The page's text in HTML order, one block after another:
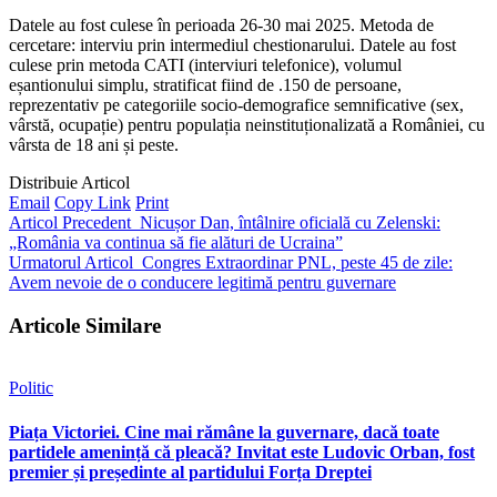
Datele au fost culese în perioada 26-30 mai 2025. Metoda de
cercetare: interviu prin intermediul chestionarului. Datele au fost
culese prin metoda CATI (interviuri telefonice), volumul
eșantionului simplu, stratificat fiind de .150 de persoane,
reprezentativ pe categoriile socio-demografice semnificative (sex,
vârstă, ocupație) pentru populația neinstituționalizată a României, cu
vârsta de 18 ani și peste.
Distribuie Articol
Email Copy Link Print
Articol Precedent Nicușor Dan, întâlnire oficială cu Zelenski:
„România va continua să fie alături de Ucraina”
Urmatorul Articol Congres Extraordinar PNL, peste 45 de zile:
Avem nevoie de o conducere legitimă pentru guvernare
Articole Similare
Politic
Piața Victoriei. Cine mai rămâne la guvernare, dacă toate
partidele amenință că pleacă? Invitat este Ludovic Orban, fost
premier și președinte al partidului Forța Dreptei